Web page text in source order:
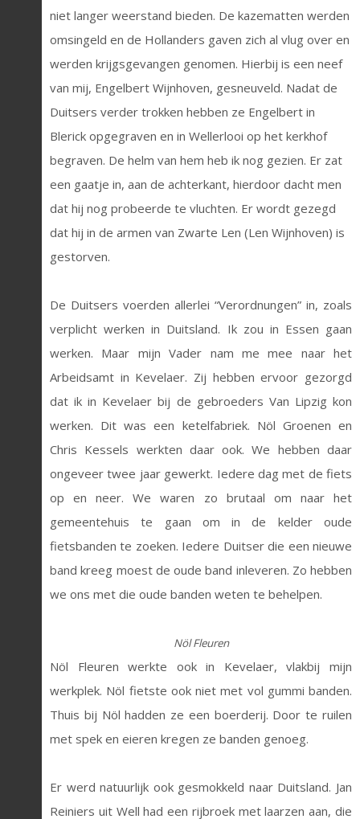
niet langer weerstand bieden. De kazematten werden
omsingeld en de Hollanders gaven zich al vlug over en
werden krijgsgevangen genomen. Hierbij is een neef
van mij, Engelbert Wijnhoven, gesneuveld. Nadat de
Duitsers verder trokken hebben ze Engelbert in
Blerick opgegraven en in Wellerlooi op het kerkhof
begraven. De helm van hem heb ik nog gezien. Er zat
een gaatje in, aan de achterkant, hierdoor dacht men
dat hij nog probeerde te vluchten. Er wordt gezegd
dat hij in de armen van Zwarte Len (Len Wijnhoven) is
gestorven.
De Duitsers voerden allerlei “Verordnungen” in, zoals
verplicht werken in Duitsland. Ik zou in Essen gaan
werken. Maar mijn Vader nam me mee naar het
Arbeidsamt in Kevelaer. Zij hebben ervoor gezorgd
dat ik in Kevelaer bij de gebroeders Van Lipzig kon
werken. Dit was een ketelfabriek. Nöl Groenen en
Chris Kessels werkten daar ook. We hebben daar
ongeveer twee jaar gewerkt. Iedere dag met de fiets
op en neer. We waren zo brutaal om naar het
gemeentehuis te gaan om in de kelder oude
fietsbanden te zoeken. Iedere Duitser die een nieuwe
band kreeg moest de oude band inleveren. Zo hebben
we ons met die oude banden weten te behelpen.
Nöl Fleuren
Nöl Fleuren werkte ook in Kevelaer, vlakbij mijn
werkplek. Nöl fietste ook niet met vol gummi banden.
Thuis bij Nöl hadden ze een boerderij. Door te ruilen
met spek en eieren kregen ze banden genoeg.
Er werd natuurlijk ook gesmokkeld naar Duitsland. Jan
Reiniers uit Well had een rijbroek met laarzen aan, die